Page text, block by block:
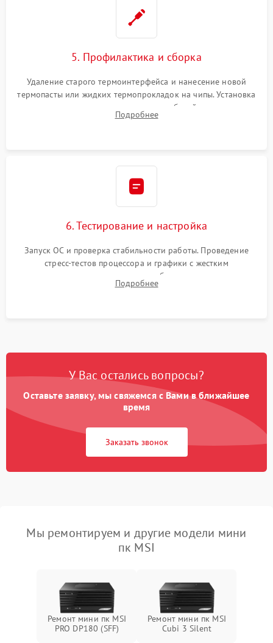
5. Профилактика и сборка
Удаление старого термоинтерфейса и нанесение новой
термопасты или жидких термопрокладок на чипы. Установка
платы в корпус, аккуратная укладка кабелей и антенн для
предотвращения пережатия. Надежное закрытие корпуса.
Подробнее
6. Тестирование и настройка
Запуск ОС и проверка стабильности работы. Проведение
стресс-тестов процессора и графики с жестким
мониторингом температур во избежание троттлинга.
Проверка работы Wi-Fi, Bluetooth, звука и всех внешних
Подробнее
У Вас остались вопросы?
Оставьте заявку, мы свяжемся с Вами в ближайшее
время
Заказать звонок
Мы ремонтируем и другие модели мини
пк MSI
Ремонт мини пк MSI
PRO DP180 (SFF)
Ремонт мини пк MSI
Cubi 3 Silent